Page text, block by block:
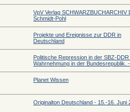
VpV Verlag SCHWARZBUCHARCHIV
Schmidt-Pohl
Projekte und Ereignisse zur DDR in
Deutschland
Politische Repression in der SBZ-
Wahrnehmung in der Bundesrepublik.
Planet Wissen
Originalton Deutschland - 15.-16. Juni